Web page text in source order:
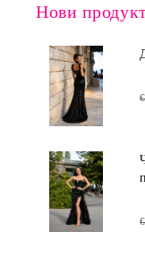
Нови